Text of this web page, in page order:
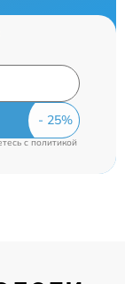
cполитикой